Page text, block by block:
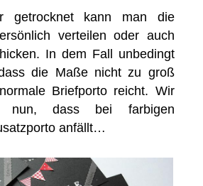
getrocknet kann man die
verteilen oder auch
In dem Fall unbedingt
die Maße nicht zu groß
Briefporto reicht. Wir
nun, dass bei farbigen
anfällt…